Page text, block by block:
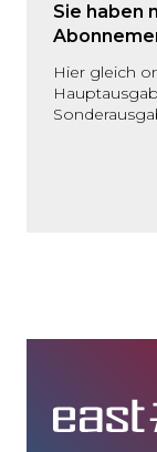
Sie haben
Hier gleich